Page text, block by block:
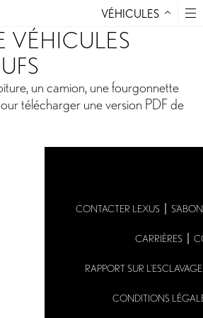
VÉHICULES
VÉHICULES
un camion, une fourgonnette
télécharger une version PDF de
CONTACTER LEXUS
CARRIÈRES
RAPPORT SUR
CONDITIONS